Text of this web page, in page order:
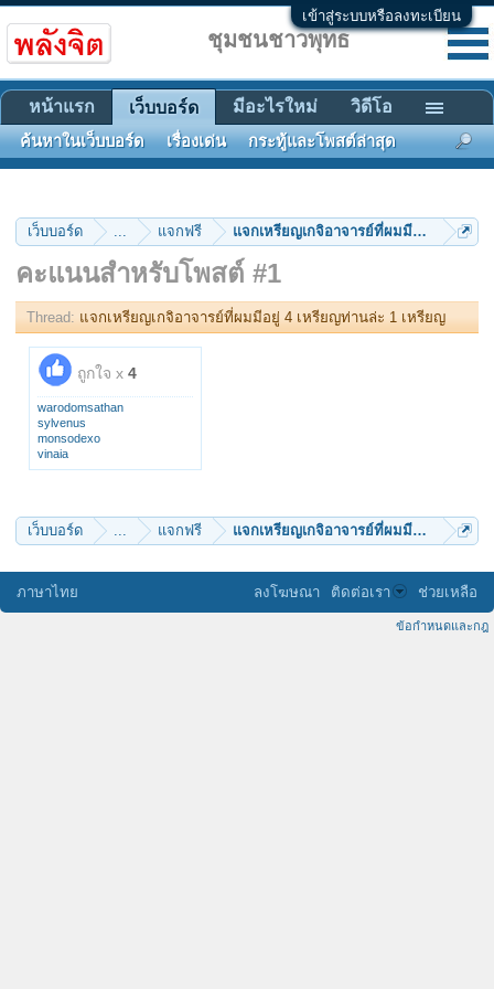
เข้าสู่ระบบหรือลงทะเบียน
เว็บบอร์ด ... แจกฟรี แจกเหรียญเกจิอาจารย์ที่ผมมีอยู่ 4 เหรีย
คะแนนสำหรับโพสต์ #1
Thread: แจกเหรียญเกจิอาจารย์ที่ผมมีอยู่ 4 เหรียญท่านล่ะ 1 เหรียญ
ถูกใจ x 4
warodomsathan
sylvenus
monsodexo
vinaia
เว็บบอร์ด ... แจกฟรี แจกเหรียญเกจิอาจารย์ที่ผมมีอยู่ 4 เหรีย
ชุมชนชาวพุทธ
หน้าแรก เว็บบอร์ด
ค้นหาในเว็บบอร์ด เรื่องเด่น กระทู้และโพสต์ล่าสุด
มีอะไรใหม่ วิดีโอ
ภาษาไทย ลงโฆษณา ติดต่อเรา ช่วยเหลือ
ข้อกำหนดและกฎ